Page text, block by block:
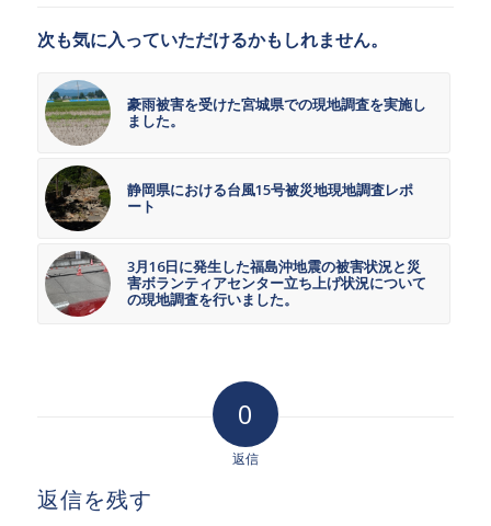
次も気に入っていただけるかもしれません。
豪雨被害を受けた宮城県での現地調査を実施し
ました。
静岡県における台風15号被災地現地調査レポ
ート
3月16日に発生した福島沖地震の被害状況と災
害ボランティアセンター立ち上げ状況について
の現地調査を行いました。
0
返信
返信を残す